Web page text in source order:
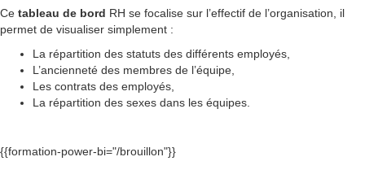
Ce tableau de bord RH se focalise sur l’effectif de l’organisation, il
permet de visualiser simplement :
La répartition des statuts des différents employés,
L’ancienneté des membres de l’équipe,
Les contrats des employés,
La répartition des sexes dans les équipes.
{{formation-power-bi="/brouillon"}}